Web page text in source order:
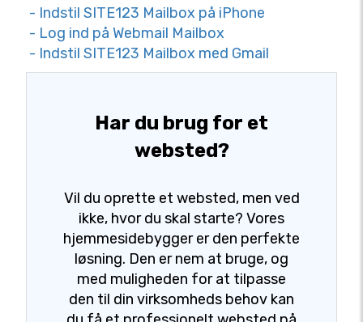
- Indstil SITE123 Mailbox på iPhone
- Log ind på Webmail Mailbox
- Indstil SITE123 Mailbox med Gmail
Har du brug for et
websted?
Vil du oprette et websted, men ved
ikke, hvor du skal starte? Vores
hjemmesidebygger er den perfekte
løsning. Den er nem at bruge, og
med muligheden for at tilpasse
den til din virksomheds behov kan